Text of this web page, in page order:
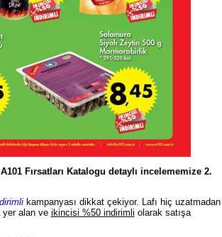
Fırsatları Katalogu detaylı incelememize 2.
kampanyası dikkat çekiyor. Lafı hiç uzatmadan
yer alan ve ikincisi %50 indirimli olarak satışa